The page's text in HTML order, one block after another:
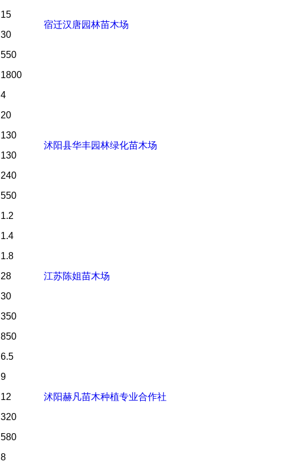
宿迁汉唐园林苗木场
15
30
550
1800
4
沭阳县华丰园林绿化苗木场
20
130
130
240
550
1.2
江苏陈姐苗木场
1.4
1.8
28
30
350
850
6.5
沭阳赫凡苗木种植专业合作社
9
12
320
580
8